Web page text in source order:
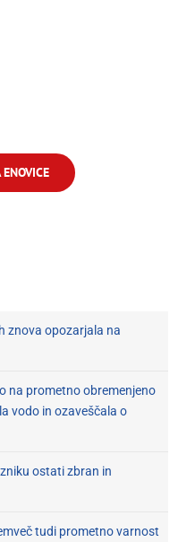
znova opozarjala na
na prometno obremenjeno
vodo in ozaveščala o
ostati zbran in
tudi prometno varnost